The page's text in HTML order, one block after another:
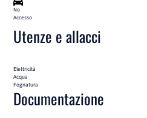
No
Accesso
Utenze e allacci
Elettricità
Acqua
Fognatura
Documentazione